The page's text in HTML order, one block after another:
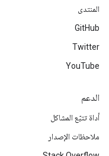
المنتدى
GitHub
Twitter
YouTube
الدعم
أداة تتبّع المشاكل
ملاحظات الإصدار